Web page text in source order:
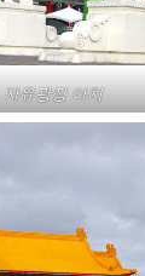
자유광장 아치